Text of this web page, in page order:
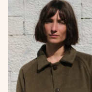
Atelier B